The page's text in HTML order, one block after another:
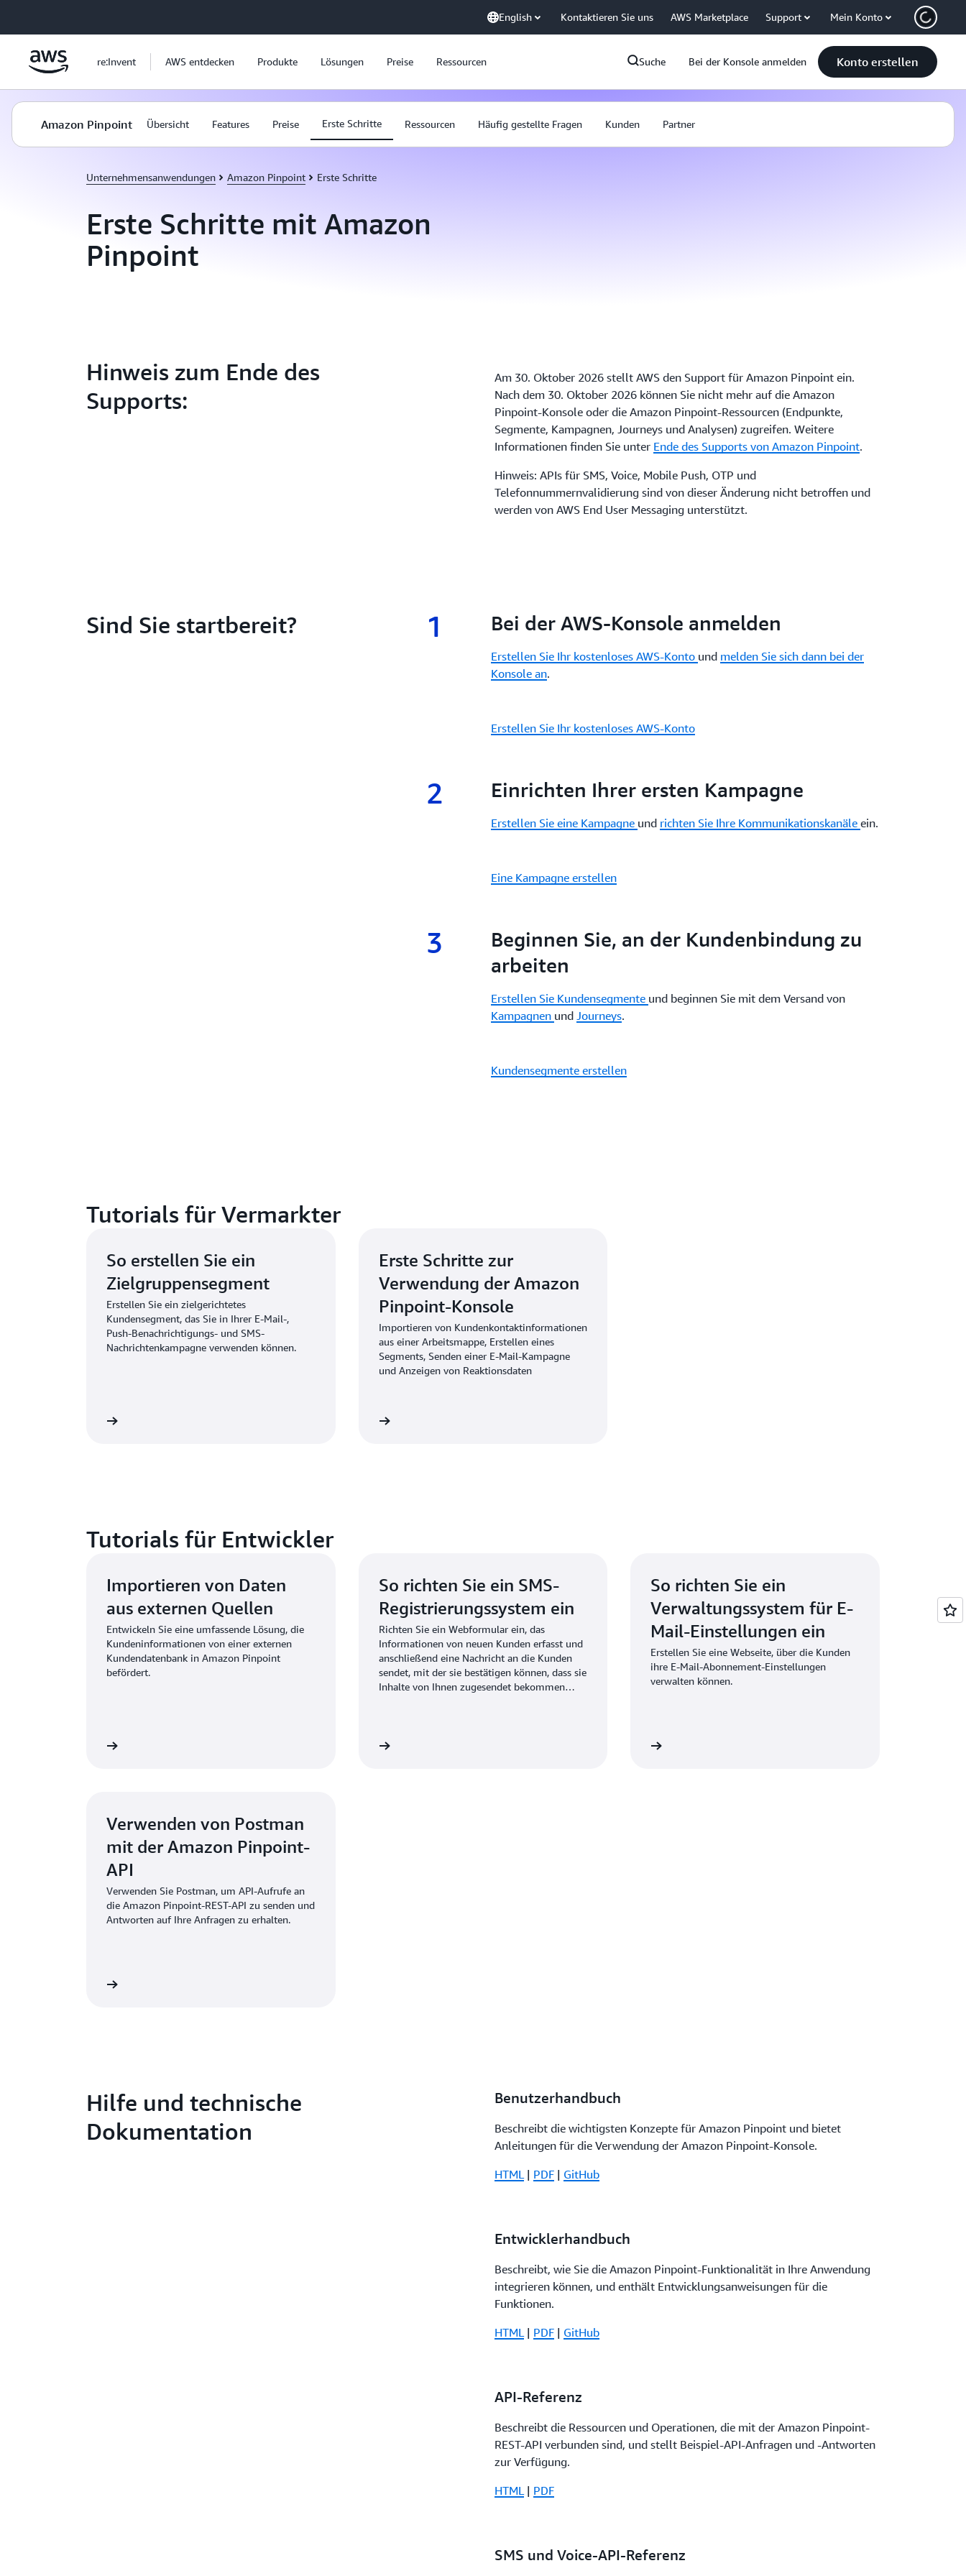
English Kontaktieren Sie uns AWS Marketplace Support Mein Konto
re:Invent AWS entdecken Produkte Lösungen Preise Ressourcen Suche Bei der Konsole anmelden Konto erstellen
Amazon Pinpoint Übersicht Features Preise Erste Schritte Ressourcen Häufig gestellte Fragen Kunden Partner
Unternehmensanwendungen Amazon Pinpoint Erste Schritte
Erste Schritte mit Amazon
Pinpoint
Hinweis zum Ende des
Supports:
Am 30. Oktober 2026 stellt AWS den Support für Amazon Pinpoint ein.
Nach dem 30. Oktober 2026 können Sie nicht mehr auf die Amazon
Pinpoint-Konsole oder die Amazon Pinpoint-Ressourcen (Endpunkte,
Segmente, Kampagnen, Journeys und Analysen) zugreifen. Weitere
Informationen finden Sie unter Ende des Supports von Amazon Pinpoint.
Hinweis: APIs für SMS, Voice, Mobile Push, OTP und
Telefonnummernvalidierung sind von dieser Änderung nicht betroffen und
werden von AWS End User Messaging unterstützt.
Sind Sie startbereit? 1 1.
Bei der AWS-Konsole anmelden
Erstellen Sie Ihr kostenloses AWS-Konto und melden Sie sich dann bei der
Konsole an.
Erstellen Sie Ihr kostenloses AWS-Konto
2 2.
Einrichten Ihrer ersten Kampagne
Erstellen Sie eine Kampagne und richten Sie Ihre Kommunikationskanäleein.
Eine Kampagne erstellen
3 3.
Beginnen Sie, an der Kundenbindung zu
arbeiten
Erstellen Sie Kundensegmente und beginnen Sie mit dem Versand von
Kampagnen undJourneys.
Kundensegmente erstellen
Tutorials für Vermarkter
So erstellen Sie ein
Zielgruppensegment
Erstellen Sie ein zielgerichtetes
Kundensegment, das Sie in Ihrer E-Mail-,
Push-Benachrichtigungs- und SMS-
Nachrichtenkampagne verwenden können.
Erste Schritte zur
Verwendung der Amazon
Pinpoint-Konsole
Importieren von Kundenkontaktinformationen
aus einer Arbeitsmappe, Erstellen eines
Segments, Senden einer E-Mail-Kampagne
und Anzeigen von Reaktionsdaten
Tutorials für Entwickler
Importieren von Daten
aus externen Quellen
Entwickeln Sie eine umfassende Lösung, die
Kundeninformationen von einer externen
Kundendatenbank in Amazon Pinpoint
befördert.
So richten Sie ein SMS-
Registrierungssystem ein
Richten Sie ein Webformular ein, das
Informationen von neuen Kunden erfasst und
anschließend eine Nachricht an die Kunden
sendet, mit der sie bestätigen können, dass sie
Inhalte von Ihnen zugesendet bekommen
So richten Sie ein
Verwaltungssystem für E-
Mail-Einstellungen ein
Erstellen Sie eine Webseite, über die Kunden
ihre E-Mail-Abonnement-Einstellungen
verwalten können.
Verwenden von Postman
mit der Amazon Pinpoint-
API
Verwenden Sie Postman, um API-Aufrufe an
die Amazon Pinpoint-REST-API zu senden und
Antworten auf Ihre Anfragen zu erhalten.
Hilfe und technische
Dokumentation
Benutzerhandbuch
Beschreibt die wichtigsten Konzepte für Amazon Pinpoint und bietet
Anleitungen für die Verwendung der Amazon Pinpoint-Konsole.
HTML| PDF| GitHub
Entwicklerhandbuch
Beschreibt, wie Sie die Amazon Pinpoint-Funktionalität in Ihre Anwendung
integrieren können, und enthält Entwicklungsanweisungen für die
Funktionen.
HTML| PDF| GitHub
API-Referenz
Beschreibt die Ressourcen und Operationen, die mit der Amazon Pinpoint-
REST-API verbunden sind, und stellt Beispiel-API-Anfragen und -Antworten
zur Verfügung.
HTML| PDF
SMS und Voice-API-Referenz